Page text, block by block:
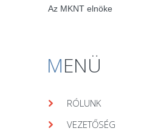
Az MKNT elnöke
MENÜ
RÓLUNK
VEZETŐSÉG